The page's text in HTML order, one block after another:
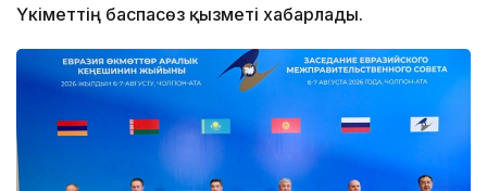
Үкіметтің баспасөз қызметі хабарлады.